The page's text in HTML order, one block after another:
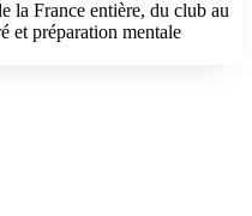
la France entière, du club au
et préparation mentale